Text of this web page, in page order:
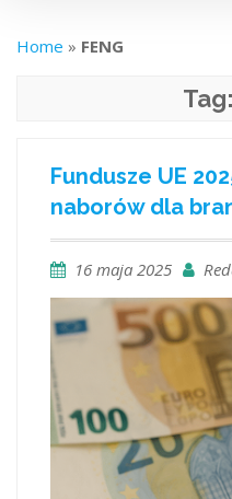
Home » FENG
Tag:
Fundusze UE
naborów dla
16 maja 2025